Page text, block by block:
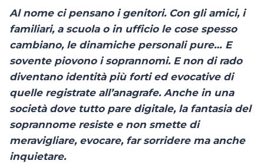
Al nome ci pensano i genitori. Con gli amici, i
familiari, a scuola o in ufficio le cose spesso
cambiano, le dinamiche personali pure… E
sovente piovono i soprannomi. E non di rado
diventano identità più forti ed evocative di
quelle registrate all’anagrafe. Anche in una
società dove tutto pare digitale, la fantasia del
soprannome resiste e non smette di
meravigliare, evocare, far sorridere ma anche
inquietare.